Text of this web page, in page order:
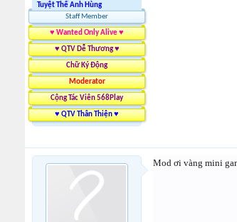
Tuyệt Thế Anh Hùng
Staff Member
♥ Wanted Only Alive ♥
♥ QTV Dễ Thương ♥
Chữ Ký Động
Moderator
Cộng Tác Viên 568Play
♥ QTV Thân Thiện ♥
Mod ơi vàng mini